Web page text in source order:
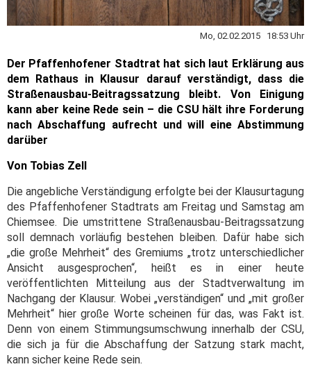
Mo, 02.02.2015 18:53 Uhr
Der Pfaffenhofener Stadtrat hat sich laut Erklärung aus
dem Rathaus in Klausur darauf verständigt, dass die
Straßenausbau-Beitragssatzung bleibt. Von Einigung
kann aber keine Rede sein – die CSU hält ihre Forderung
nach Abschaffung aufrecht und will eine Abstimmung
darüber
Von Tobias Zell
Die angebliche Verständigung erfolgte bei der Klausurtagung
des Pfaffenhofener Stadtrats am Freitag und Samstag am
Chiemsee. Die umstrittene Straßenausbau-Beitragssatzung
soll demnach vorläufig bestehen bleiben. Dafür habe sich
„die große Mehrheit“ des Gremiums „trotz unterschiedlicher
Ansicht ausgesprochen“, heißt es in einer heute
veröffentlichten Mitteilung aus der Stadtverwaltung im
Nachgang der Klausur. Wobei „verständigen“ und „mit großer
Mehrheit“ hier große Worte scheinen für das, was Fakt ist.
Denn von einem Stimmungsumschwung innerhalb der CSU,
die sich ja für die Abschaffung der Satzung stark macht,
kann sicher keine Rede sein.